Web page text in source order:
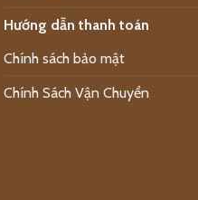
Hướng dẫn thanh toán
Chính sách bảo mật
Chính Sách Vận Chuyển